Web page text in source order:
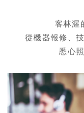
客林渥
從機器報修、
悉心